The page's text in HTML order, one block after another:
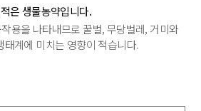
은 생물농약입니다.
용을 나타내므로 꿀벌, 무당벌레, 거미와
태계에 미치는 영향이 적습니다.